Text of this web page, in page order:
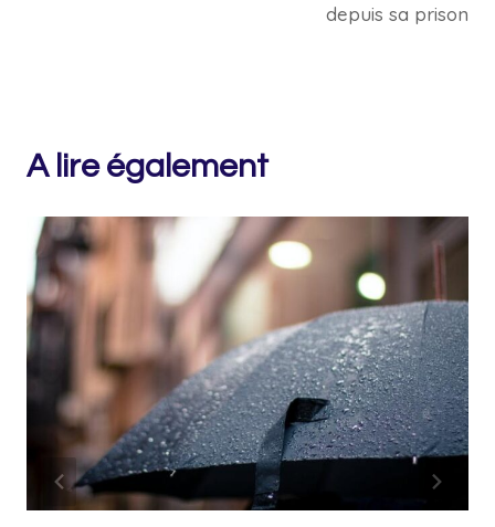
depuis sa prison
A lire également